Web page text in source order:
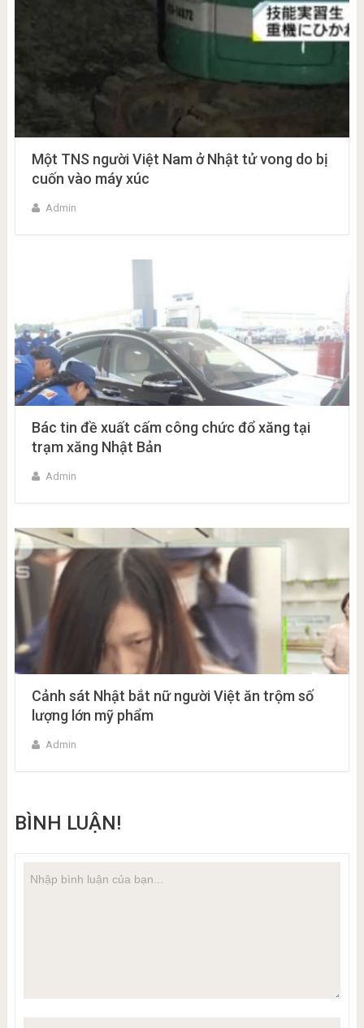
Một TNS người Việt Nam ở Nhật tử vong do bị
cuốn vào máy xúc
Admin
Bác tin đề xuất cấm công chức đổ xăng tại
trạm xăng Nhật Bản
Admin
Cảnh sát Nhật bắt nữ người Việt ăn trộm số
lượng lớn mỹ phẩm
Admin
BÌNH LUẬN!